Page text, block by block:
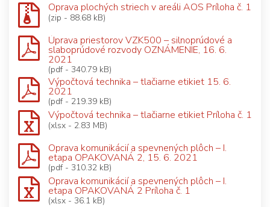
Oprava plochých striech v areáli AOS Príloha č. 1
(zip - 88.68 kB)
Úprava priestorov VZK500 – silnoprúdové a
slaboprúdové rozvody OZNÁMENIE, 16. 6.
2021
(pdf - 340.79 kB)
Výpočtová technika – tlačiarne etikiet 15. 6.
2021
(pdf - 219.39 kB)
Výpočtová technika – tlačiarne etikiet Príloha č. 1
(xlsx - 2.83 MB)
Oprava komunikácií a spevnených plôch – I.
etapa OPAKOVANÁ 2, 15. 6. 2021
(pdf - 310.32 kB)
Oprava komunikácií a spevnených plôch – I.
etapa OPAKOVANÁ 2 Príloha č. 1
(xlsx - 36.1 kB)